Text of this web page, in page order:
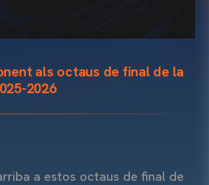
als octaus de final de la
2026
a estos octaus de final de